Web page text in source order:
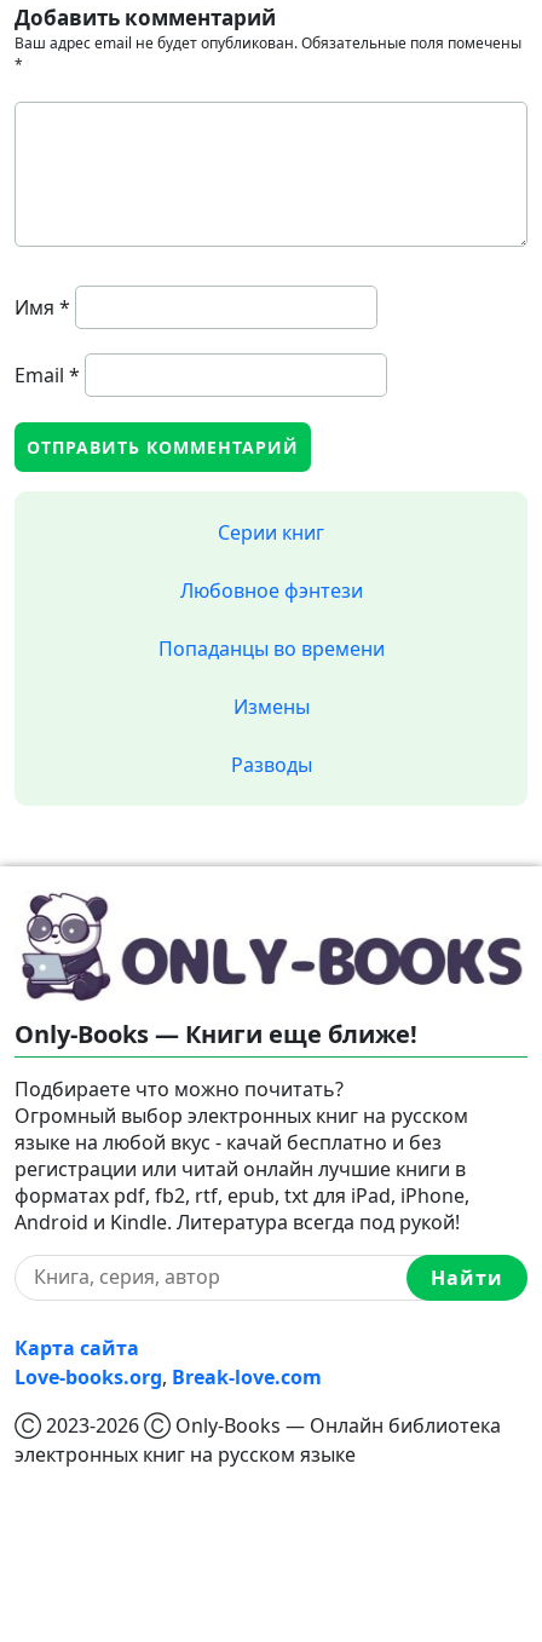
Добавить комментарий
Ваш адрес email не будет опубликован.Обязательные поля помечены
*
Имя *
Email *
Серии книг
Любовное фэнтези
Попаданцы во времени
Измены
Разводы
Only-Books — Книги еще ближе!
Подбираете что можно почитать?
Огромный выбор электронных книг на русском
языке на любой вкус - качай бесплатно и без
регистрации или читай онлайн лучшие книги в
форматах pdf, fb2, rtf, epub, txt для iPad, iPhone,
Android и Kindle. Литература всегда под рукой!
Найти
Карта сайта
Love-books.org, Break-love.com
Ⓒ 2023-2026 Ⓒ Only-Books — Онлайн библиотека
электронных книг на русском языке